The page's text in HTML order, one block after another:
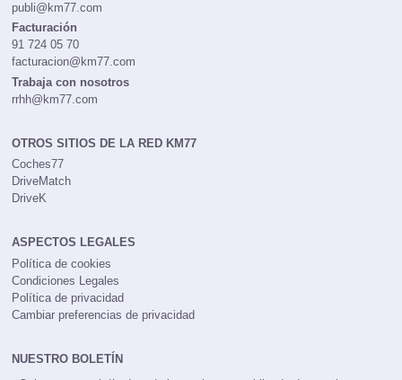
publi@km77.com
Facturación
91 724 05 70
facturacion@km77.com
Trabaja con nosotros
rrhh@km77.com
OTROS SITIOS DE LA RED KM77
Coches77
DriveMatch
DriveK
ASPECTOS LEGALES
Política de cookies
Condiciones Legales
Política de privacidad
Cambiar preferencias de privacidad
NUESTRO BOLETÍN